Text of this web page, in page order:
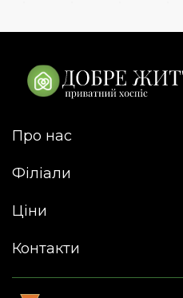
Про нас
Філіали
Ціни
Контакти